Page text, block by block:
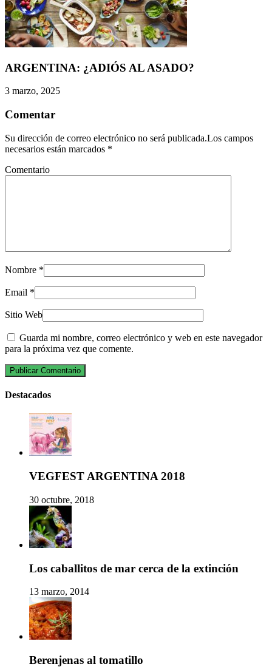
ARGENTINA: ¿ADIÓS AL ASADO?
3 marzo, 2025
Comentar
Su dirección de correo electrónico no será publicada.Los campos
necesarios están marcados *
Comentario
Nombre *
Email *
Sitio Web
Guarda mi nombre, correo electrónico y web en este navegador
para la próxima vez que comente.
Destacados
VEGFEST ARGENTINA 2018
30 octubre, 2018
Los caballitos de mar cerca de la extinción
13 marzo, 2014
Berenjenas al tomatillo